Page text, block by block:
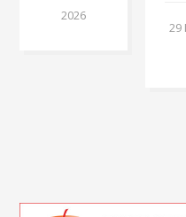
2026
29